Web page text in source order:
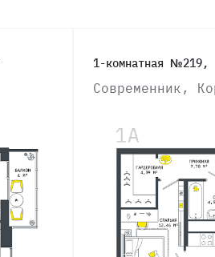
1-комнатная №219,
Современник,